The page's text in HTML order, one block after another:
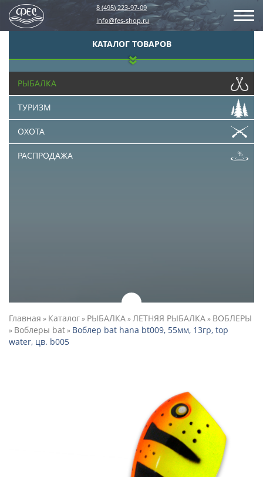
8 (495) 223-97-09
info@fes-shop.ru
КАТАЛОГ ТОВАРОВ
РЫБАЛКА
ТУРИЗМ
ОХОТА
РАСПРОДАЖА
Главная » Каталог» РЫБАЛКА»ЛЕТНЯЯ РЫБАЛКА» ВОБЛЕРЫ
» Воблеры bat» Воблер bat hana bt009, 55мм, 13гр, top
water, цв. b005